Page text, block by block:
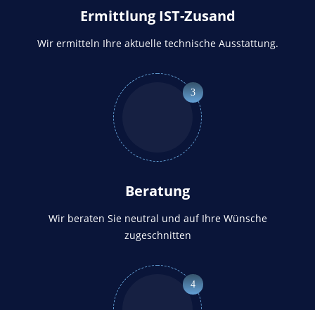
Ermittlung IST-Zusand
Wir ermitteln Ihre aktuelle technische Ausstattung.
Beratung
Wir beraten Sie neutral und auf Ihre Wünsche
zugeschnitten
3
4